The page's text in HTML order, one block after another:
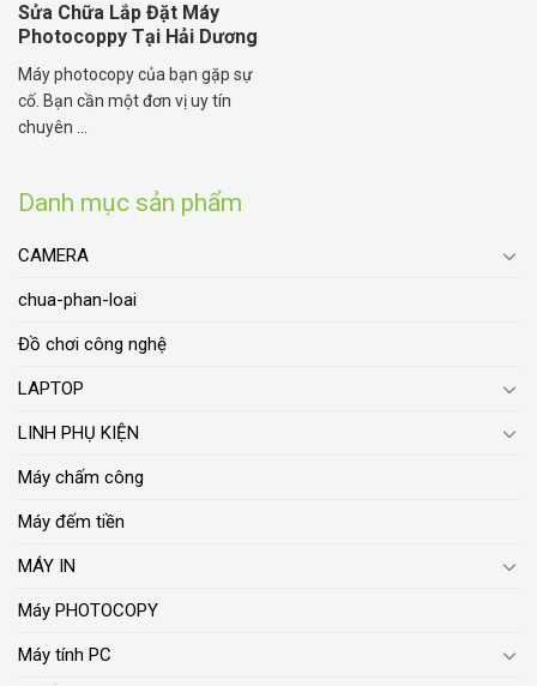
Danh mục sản phẩm
CAMERA
chua-phan-loai
Đồ chơi công nghệ
LAPTOP
LINH PHỤ KIỆN
Máy chấm công
Máy đếm tiền
MÁY IN
Máy PHOTOCOPY
Máy tính PC
Sửa Chữa Lắp Đặt Máy
Photocoppy Tại Hải Dương
Máy photocopy của bạn gặp sự
cố. Bạn cần một đơn vị uy tín
chuyên ...